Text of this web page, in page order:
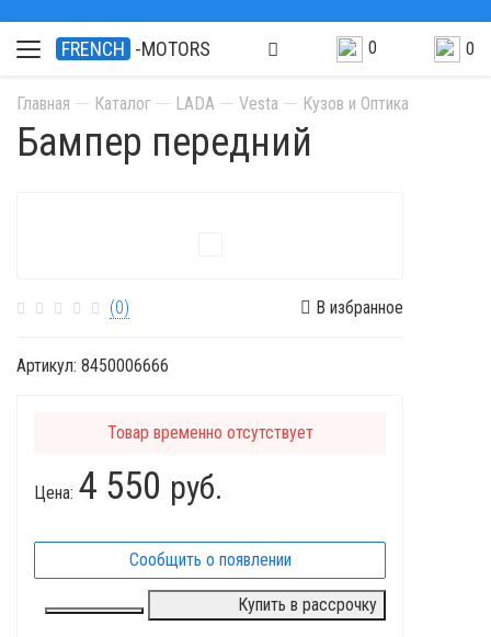
FRENCH -MOTORS 0 0
Главная Каталог LADA Vesta Кузов и Оптика
Бампер передний
(0) В избранное
Артикул: 8450006666
Товар временно отсутствует
Цена: 4 550 руб.
Сообщить о появлении
Купить в рассрочку